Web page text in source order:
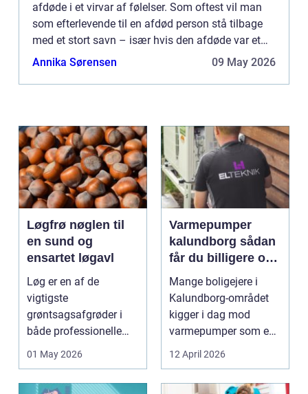
afdøde i et virvar af følelser. Som oftest vil man
som efterlevende til en afdød person stå tilbage
med et stort savn – især hvis den afdøde var et
nærtstående familiemedlem, en kær ven, eller
Annika Sørensen 09 May 2026
Løgfrø nøglen til
en sund og
ensartet løgavl
Løg er en af de
vigtigste
grøntsagsafgrøder i
både professionelle
køkkenhaver og større
01 May 2026
Varmepumper
kalundborg sådan
får du billigere og
mere bæredygtig
varme
Mange boligejere i
Kalundborg-området
kigger i dag mod
varmepumper som en
vej til lavere
12 April 2026